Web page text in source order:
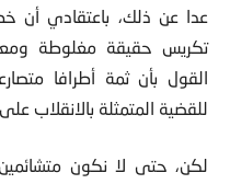
عدا عن ذلك، باعتقادي أن
تكريس حقيقة مغلوطة
القول بأن ثمة أطرافا
للقضية المتمثلة بالانقلاب
لكن، حتى لا نكون